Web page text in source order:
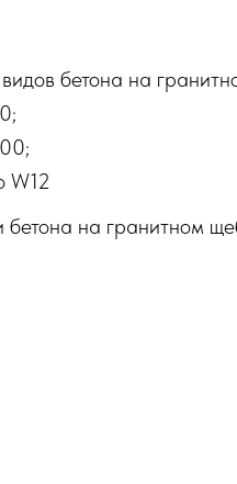
бетона на
W12
на гранитном